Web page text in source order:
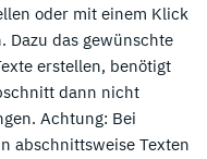
oder mit einem Klick
Dazu das gewünschte
erstellen, benötigt
dann nicht
Achtung: Bei
abschnittsweise Texten